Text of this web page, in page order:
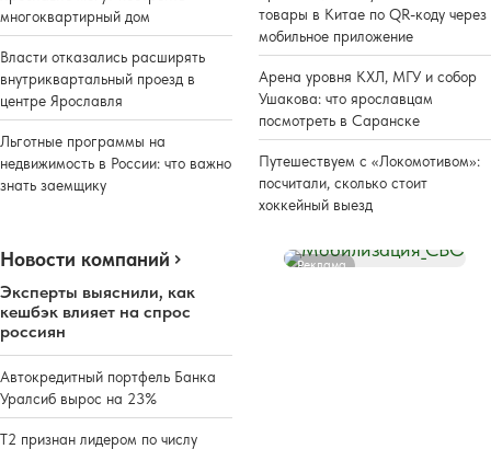
многоквартирный дом
Власти отказались расширять
внутриквартальный проезд в
центре Ярославля
Льготные программы на
недвижимость в России: что важно
знать заемщику
товары в Китае по QR-коду через
мобильное приложение
Арена уровня КХЛ, МГУ и собор
Ушакова: что ярославцам
посмотреть в Саранске
Путешествуем с «Локомотивом»:
посчитали, сколько стоит
хоккейный выезд
Новости компаний
Эксперты выяснили, как
кешбэк влияет на спрос
россиян
Автокредитный портфель Банка
Уралсиб вырос на 23%
Т2 признан лидером по числу
Реклама